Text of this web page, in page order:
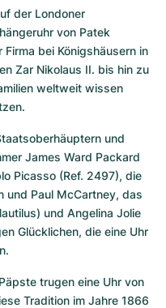
der Londoner
von Patek
bei Königshäusern in
Zar Nikolaus II. bis hin zu
weltweit wissen
und
James Ward Packard
Picasso (Ref. 2497), die
und Paul McCartney, das
und Angelina Jolie
Glücklichen, die eine Uhr
trugen eine Uhr von
Tradition im Jahre 1866